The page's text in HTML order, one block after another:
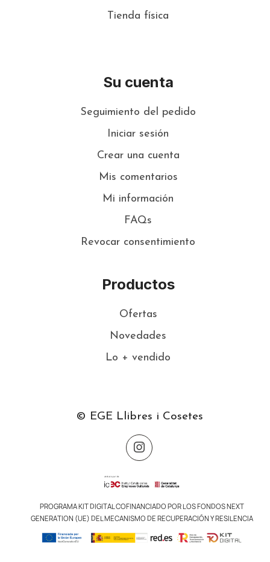
Tienda física
Su cuenta
Seguimiento del pedido
Iniciar sesión
Crear una cuenta
Mis comentarios
Mi información
FAQs
Revocar consentimiento
Productos
Ofertas
Novedades
Lo + vendido
© EGE Llibres i Cosetes
PROGRAMA KIT DIGITAL COFINANCIADO POR LOS FONDOS NEXT
GENERATION (UE) DEL MECANISMO DE RECUPERACIÓN Y RESILENCIA